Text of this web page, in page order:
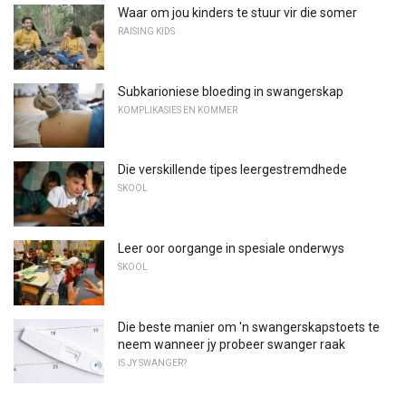
Waar om jou kinders te stuur vir die somer
RAISING KIDS
Subkarioniese bloeding in swangerskap
KOMPLIKASIES EN KOMMER
Die verskillende tipes leergestremdhede
SKOOL
Leer oor oorgange in spesiale onderwys
SKOOL
Die beste manier om 'n swangerskapstoets te
neem wanneer jy probeer swanger raak
IS JY SWANGER?